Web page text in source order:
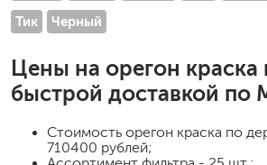
Тик Черный
Цены на орегон краска
быстрой доставкой по
Стоимость орегон краска по
710400 рублей;